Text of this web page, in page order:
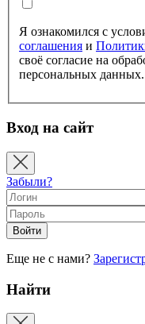
Я ознакомился с
соглашения и
своё согласие на
персональных данных.
Вход на сайт
Забыли?
Еще не с нами?
Найти